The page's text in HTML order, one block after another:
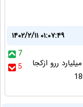
۱۴۰۲/۲/۱۱ ۰۱:۰۷:۴۹
7
5
ررو ازکجا